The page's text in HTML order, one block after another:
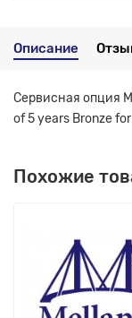
Описание
Сервисная опция
of 5 years Bronze
Похожие